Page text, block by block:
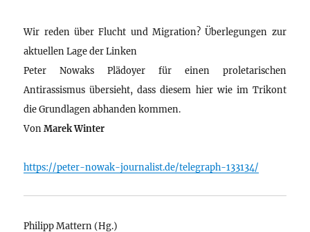
Wir reden über Flucht und Migration? Überlegungen zur
aktuellen Lage der Linken
Peter Nowaks Plädoyer für einen proletarischen
Antirassismus übersieht, dass diesem hier wie im Trikont
die Grundlagen abhanden kommen.
VonMarek Winter
https://peter-nowak-journalist.de/telegraph-133134/
Philipp Mattern (Hg.)